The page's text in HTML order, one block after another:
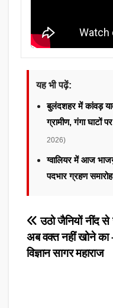
यह भी पढ़ें:
बुलंदशहर में कांवड़
ग्रामीण, गंगा घाटों
2026)
ग्वालियर में आज
पदभार ग्रहण समारोह
Post
navigation
उठो जैनियों नींद से
अब वक्त नहीं खोने का
विज्ञान सागर महाराज